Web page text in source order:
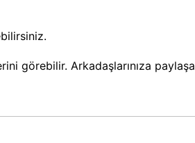
görebilir. Arkadaşlarınıza